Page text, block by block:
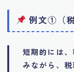
例文①（
短期的には
みながら、